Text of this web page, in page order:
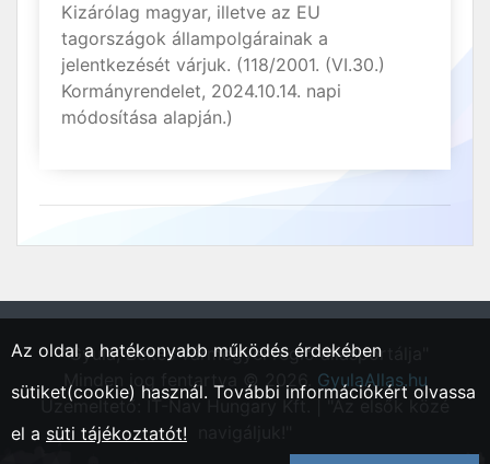
Kizárólag magyar, illetve az EU
tagországok állampolgárainak a
jelentkezését várjuk. (118/2001. (VI.30.)
Kormányrendelet, 2024.10.14. napi
módosítása alapján.)
"Gyula, Békés vármegyei régió állásportálja"
Minden jog fentartva © 2026. GyulaAllas.hu
Üzemeltető: IT-Nav Hungary Kft. | "Az elsők közé
Az oldal a hatékonyabb működés érdekében
sütiket(cookie) használ. További információkért olvassa
el a süti tájékoztatót!